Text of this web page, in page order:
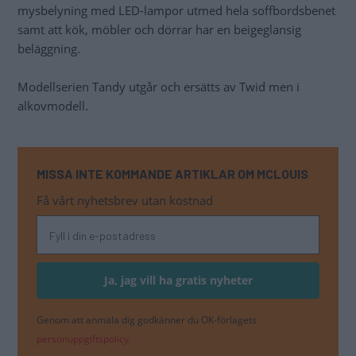
mysbelyning med LED-lampor utmed hela soffbordsbenet
samt att kök, möbler och dörrar har en beigeglansig
beläggning.
Modellserien Tandy utgår och ersätts av Twid men i
alkovmodell.
MISSA INTE KOMMANDE ARTIKLAR OM MCLOUIS
Få vårt nyhetsbrev utan kostnad
Genom att anmäla dig godkänner du OK-förlagets
personuppgiftspolicy.